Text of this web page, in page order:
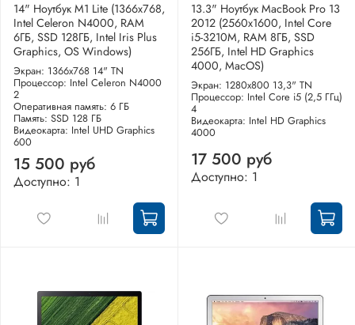
14" Ноутбук M1 Lite (1366x768,
Intel Celeron N4000, RAM
6ГБ, SSD 128ГБ, Intel Iris Plus
Graphics, OS Windows)
Экран: 1366x768 14" TN
Процессор: Intel Celeron N4000
2
Оперативная память: 6 ГБ
Память: SSD 128 ГБ
Видеокарта: Intel UHD Graphics
600
15 500 руб
Доступно: 1
13.3" Ноутбук MacBook Pro 13
2012 (2560x1600, Intel Core
i5-3210M, RAM 8ГБ, SSD
256ГБ, Intel HD Graphics
4000, MacOS)
Экран: 1280x800 13,3" TN
Процессор: Intel Core i5 (2,5 ГГц)
4
Видеокарта: Intel HD Graphics
4000
17 500 руб
Доступно: 1